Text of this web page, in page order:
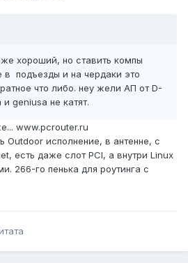
хороший, но ставить компы
в подъезды и на чердаки это
что либо. неу жели АП от D-
geniusa не катят.
www.pcrouter.ru
Outdoor исполнение, в антенне, с
есть даже слот PCI, а внутри Linux
266-го пенька для роутинга с